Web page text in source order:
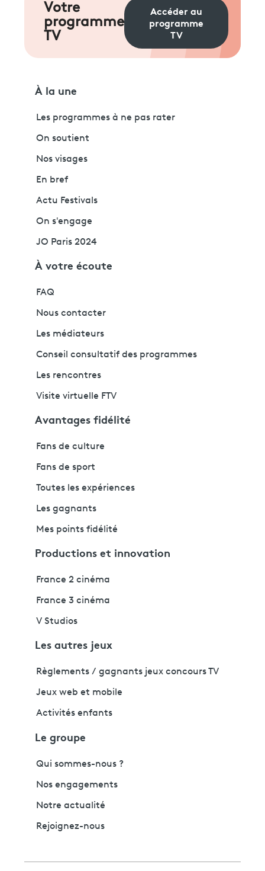
Votre
programme
TV
Accéder au
programme
TV
À la une
Les programmes à ne pas rater
On soutient
Nos visages
En bref
Actu Festivals
On s'engage
JO Paris 2024
À votre écoute
FAQ
Nous contacter
Les médiateurs
Conseil consultatif des programmes
Les rencontres
Visite virtuelle FTV
Avantages fidélité
Fans de culture
Fans de sport
Toutes les expériences
Les gagnants
Mes points fidélité
Productions et innovation
France 2 cinéma
France 3 cinéma
V Studios
Les autres jeux
Règlements / gagnants jeux concours TV
Jeux web et mobile
Activités enfants
Le groupe
Qui sommes-nous ?
Nos engagements
Notre actualité
Rejoignez-nous